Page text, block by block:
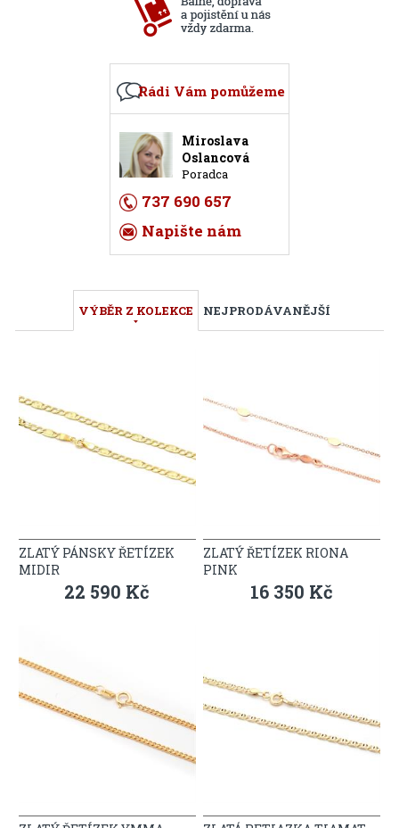
Rádi Vám pomůžeme
Miroslava
Oslancová
Poradca
737 690 657
Napište nám
VÝBĚR Z KOLEKCE NEJPRODÁVANĚJŠÍ
ZLATÝ PÁNSKY ŘETÍZEK
MIDIR
22 590 Kč
ZLATÝ ŘETÍZEK RIONA
PINK
16 350 Kč